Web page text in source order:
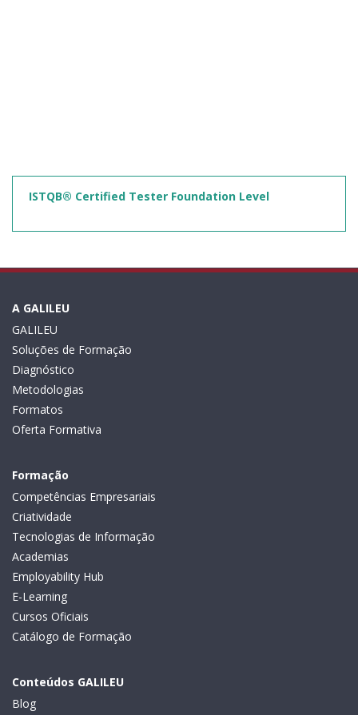
ISTQB® Certified Tester Foundation Level
A GALILEU
GALILEU
Soluções de Formação
Diagnóstico
Metodologias
Formatos
Oferta Formativa
Formação
Competências Empresariais
Criatividade
Tecnologias de Informação
Academias
Employability Hub
E-Learning
Cursos Oficiais
Catálogo de Formação
Conteúdos GALILEU
Blog